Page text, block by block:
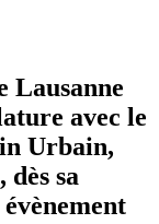
Lausanne
avec le
Urbain,
dès sa